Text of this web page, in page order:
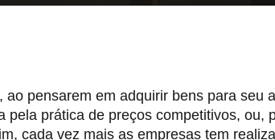
ao pensarem em adquirir bens para seu
pela prática de preços competitivos,
cada vez mais as empresas tem